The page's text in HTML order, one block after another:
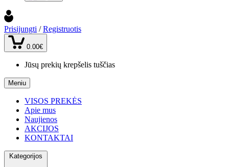
Prisijungti / Registruotis
0.00€
Jūsų prekių krepšelis tuščias
Meniu
VISOS PREKĖS
Apie mus
Naujienos
AKCIJOS
KONTAKTAI
Kategorijos